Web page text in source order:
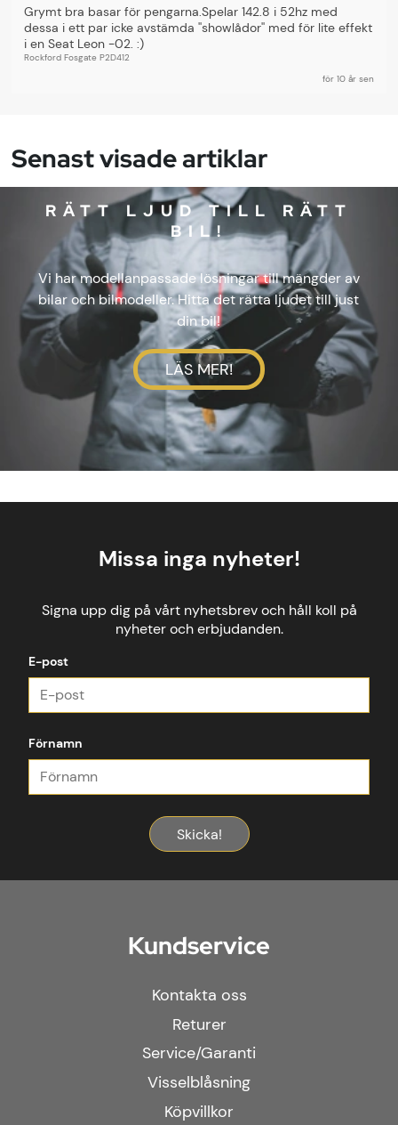
Grymt bra basar för pengarna.Spelar 142.8 i 52hz med
dessa i ett par icke avstämda ''showlådor'' med för lite effekt
i en Seat Leon -02. :)
Rockford Fosgate P2D412
för 10 år sen
Senast visade artiklar
RÄTT LJUD TILL RÄTT
BIL!
Vi har modellanpassade lösningar till mängder av
bilar och bilmodeller. Hitta det rätta ljudet till just
din bil!
LÄS MER!
Missa inga nyheter!
Signa upp dig på vårt nyhetsbrev och håll koll på
nyheter och erbjudanden.
E-post
Förnamn
Skicka!
Kundservice
Kontakta oss
Returer
Service/Garanti
Visselblåsning
Köpvillkor